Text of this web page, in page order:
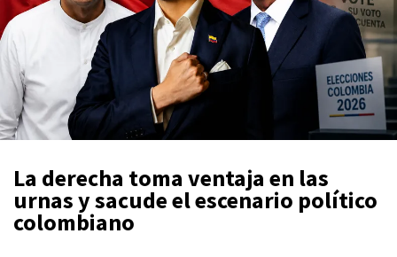
La derecha toma ventaja en las
urnas y sacude el escenario político
colombiano